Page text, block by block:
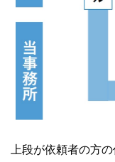
上段が依頼者の方